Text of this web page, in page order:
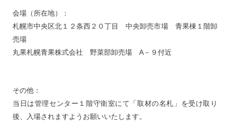
会場（所在地）：
札幌市中央区北１２条西２０丁目 中央卸売市場 青果棟１階卸
売場
丸果札幌青果株式会社 野菜部卸売場 A－９付近
その他：
当日は管理センター１階守衛室にて「取材の名札」を受け取り
後、入場されますようお願いいたします。